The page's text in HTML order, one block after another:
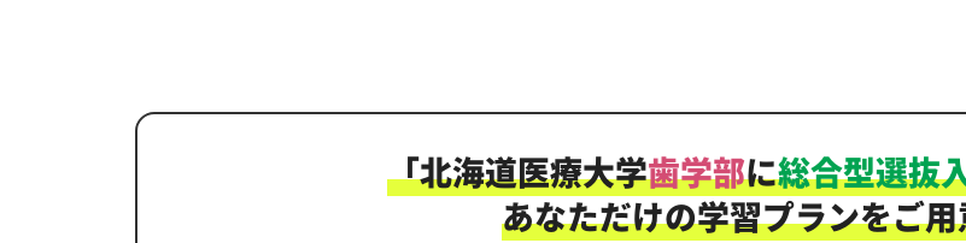
「北海道医療大学歯学部に総合型選抜
あなただけの学習プランをご